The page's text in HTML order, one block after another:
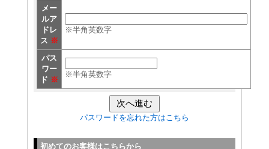
メー
ルア
ドレ
ス ※
※半角英数字
パス
ワー
ド ※
※半角英数字
パスワードを忘れた方はこちら
初めてのお客様はこちらから